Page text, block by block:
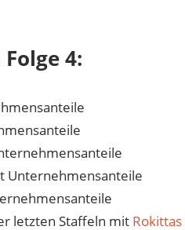
4:
Unternehmensanteile
letzten Staffeln mit